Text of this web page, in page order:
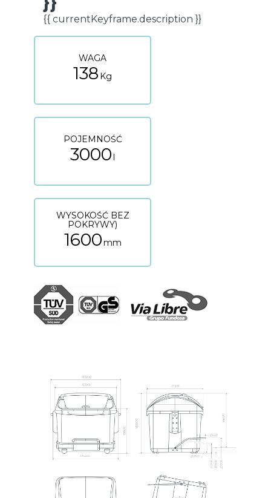
{{ currentKeyframe.description }}
WAGA
138Kg
POJEMNOŚĆ
3000l
WYSOKOŚĆ BEZ
POKRYWY)
1600mm